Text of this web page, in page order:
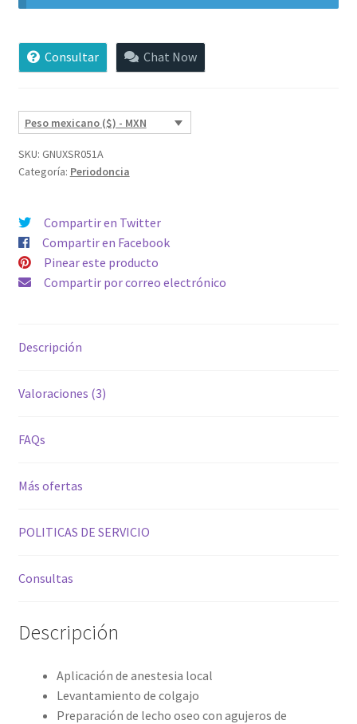
Consultar Chat Now
Peso mexicano ($) - MXN
SKU: GNUXSR051A
Categoría: Periodoncia
Compartir en Twitter
Compartir en Facebook
Pinear este producto
Compartir por correo electrónico
Descripción
Valoraciones (3)
FAQs
Más ofertas
POLITICAS DE SERVICIO
Consultas
Descripción
Aplicación de anestesia local
Levantamiento de colgajo
Preparación de lecho oseo con agujeros de